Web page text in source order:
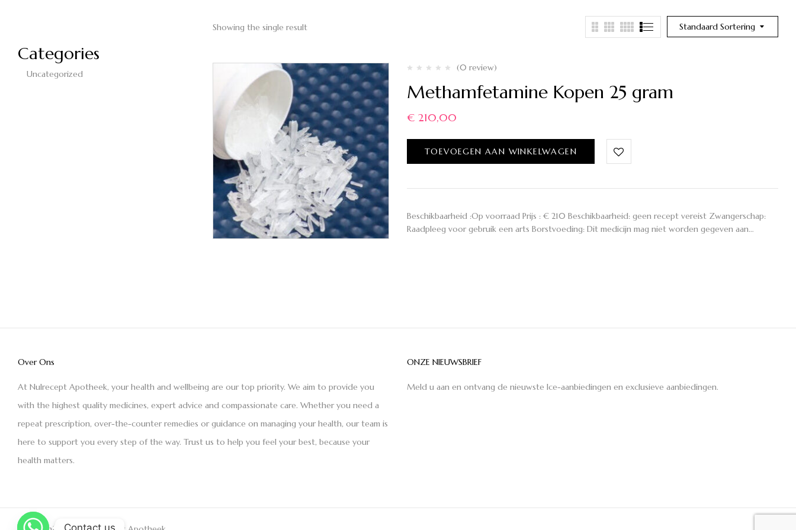
Categories
Uncategorized
Standaard Sortering
Showing the single result
(0 review)
Methamfetamine Kopen 25 gram
€ 210,00
TOEVOEGEN AAN WINKELWAGEN
Beschikbaarheid :Op voorraad Prijs : € 210 Beschikbaarheid: geen recept vereist Zwangerschap:
Raadpleeg voor gebruik een arts Borstvoeding: Dit medicijn mag niet worden gegeven aan…
Over Ons
At Nulrecept Apotheek, your health and wellbeing are our top priority. We aim to provide you
with the highest quality medicines, expert advice and compassionate care. Whether you need a
repeat prescription, over-the-counter remedies or guidance on managing your health, our team is
here to support you every step of the way. Trust us to help you feel your best, because your
health matters.
ONZE NIEUWSBRIEF
Meld u aan en ontvang de nieuwste Ice-aanbiedingen en exclusieve aanbiedingen.
Contact us